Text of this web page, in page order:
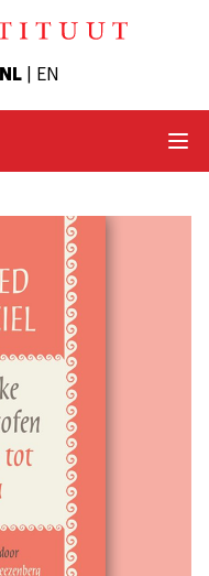
NL| EN